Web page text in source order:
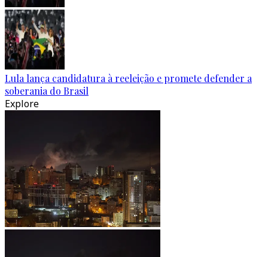
Lula lança candidatura à reeleição e promete defender a
soberania do Brasil
Explore